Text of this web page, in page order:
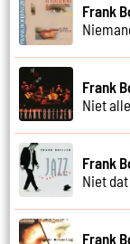
Frank
Frank
Niet
Frank
Niet
Frank